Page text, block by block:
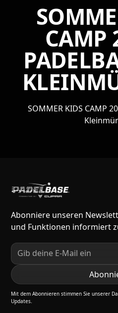
CAMP
SOMMER KIDS CAMP
Abonniere unseren
und Funktionen informiert
Mit dem Abonnieren stimmen Sie unserer
Updates.